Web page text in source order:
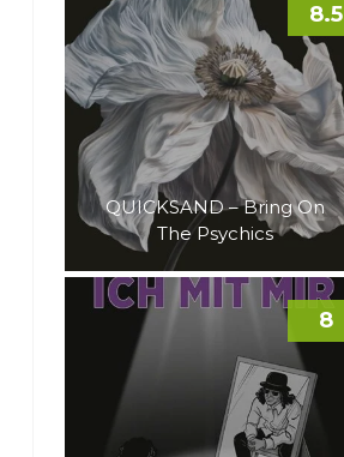
QUICKSAND – Bring On
The Psychics
8.5
8